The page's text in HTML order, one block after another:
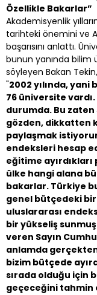
Özellikle Bakarlar”
Akademisyenlik
tarihteki önemini ve
başarısını anlattı.
bunun yanında bilim
söyleyen Bakan
"2002 yılında, yani
76 üniversite
durumda. Bu
gözden, dikkatten
paylaşmak
endeksleri hesap
eğitime
ülke hangi alana
bakarlar. Türkiye
genel bütçedeki
uluslararası
bir yükseliş
veren Sayın
anlamda
bizim bütçede
sırada olduğu için
geçeceğini tahmin